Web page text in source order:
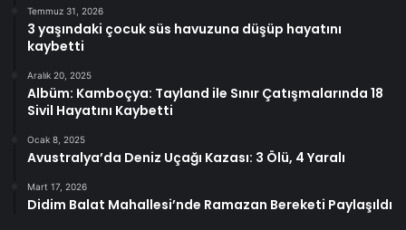
Temmuz 31, 2026
3 yaşındaki çocuk süs havuzuna düşüp hayatını
kaybetti
Aralık 20, 2025
Albüm: Kamboçya: Tayland ile Sınır Çatışmalarında 18
Sivil Hayatını Kaybetti
Ocak 8, 2025
Avustralya’da Deniz Uçağı Kazası: 3 Ölü, 4 Yaralı
Mart 17, 2026
Didim Balat Mahallesi’nde Ramazan Bereketi Paylaşıldı